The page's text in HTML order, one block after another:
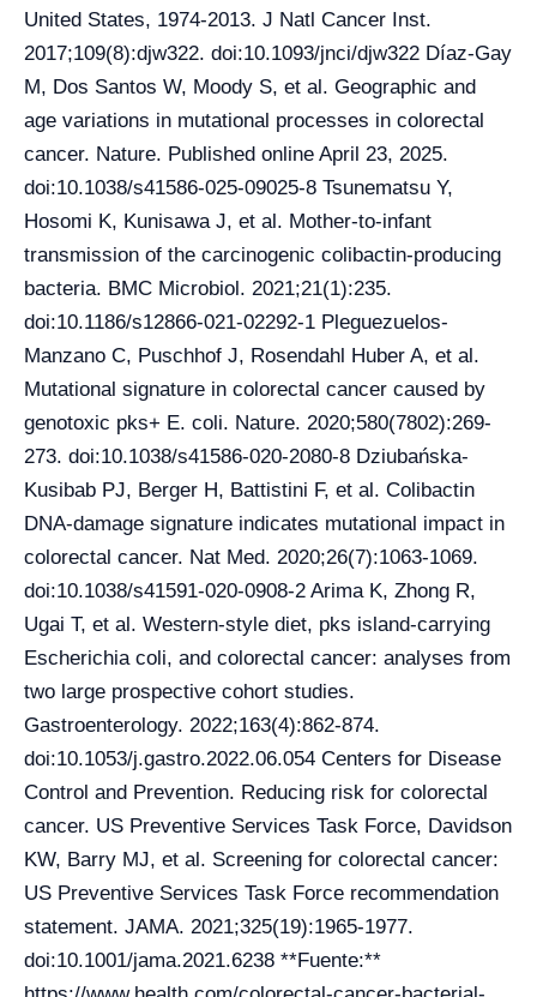
United States, 1974-2013. J Natl Cancer Inst.
2017;109(8):djw322. doi:10.1093/jnci/djw322 Díaz-Gay
M, Dos Santos W, Moody S, et al. Geographic and
age variations in mutational processes in colorectal
cancer. Nature. Published online April 23, 2025.
doi:10.1038/s41586-025-09025-8 Tsunematsu Y,
Hosomi K, Kunisawa J, et al. Mother-to-infant
transmission of the carcinogenic colibactin-producing
bacteria. BMC Microbiol. 2021;21(1):235.
doi:10.1186/s12866-021-02292-1 Pleguezuelos-
Manzano C, Puschhof J, Rosendahl Huber A, et al.
Mutational signature in colorectal cancer caused by
genotoxic pks+ E. coli. Nature. 2020;580(7802):269-
273. doi:10.1038/s41586-020-2080-8 Dziubańska-
Kusibab PJ, Berger H, Battistini F, et al. Colibactin
DNA-damage signature indicates mutational impact in
colorectal cancer. Nat Med. 2020;26(7):1063-1069.
doi:10.1038/s41591-020-0908-2 Arima K, Zhong R,
Ugai T, et al. Western-style diet, pks island-carrying
Escherichia coli, and colorectal cancer: analyses from
two large prospective cohort studies.
Gastroenterology. 2022;163(4):862-874.
doi:10.1053/j.gastro.2022.06.054 Centers for Disease
Control and Prevention. Reducing risk for colorectal
cancer. US Preventive Services Task Force, Davidson
KW, Barry MJ, et al. Screening for colorectal cancer:
US Preventive Services Task Force recommendation
statement. JAMA. 2021;325(19):1965-1977.
doi:10.1001/jama.2021.6238 **Fuente:**